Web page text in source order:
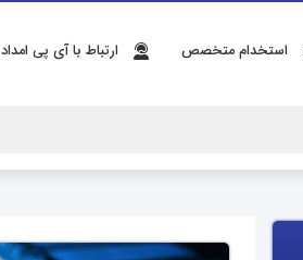
استخدام متخصص ارتباط با آی پی امداد